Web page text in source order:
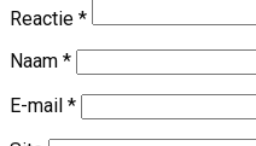
Reactie *
Naam *
E-mail *